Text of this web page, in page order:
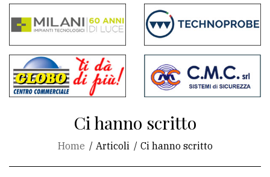
commenti
Contenuti
del
sito
CONTATTI
Ci hanno scritto
Home Articoli Ci hanno scritto